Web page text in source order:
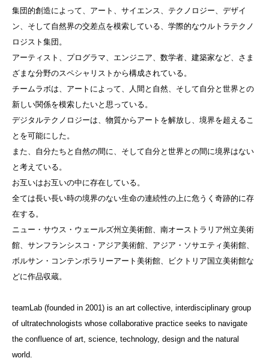
集団的創造によって、アート、サイエンス、テクノロジー、デザイ
ン、そして自然界の交差点を模索している、学際的なウルトラテクノ
ロジスト集団。
アーティスト、プログラマ、エンジニア、数学者、建築家など、さま
ざまな分野のスペシャリストから構成されている。
チームラボは、アートによって、人間と自然、そして自分と世界との
新しい関係を模索したいと思っている。
デジタルテクノロジーは、物質からアートを解放し、境界を超えるこ
とを可能にした。
また、自分たちと自然の間に、そして自分と世界との間に境界はない
と考えている。
お互いはお互いの中に存在している。
全ては長い長い時の境界のない生命の連続性の上に危うく奇跡的に存
在する。
ニュー・サウス・ウェールズ州立美術館、南オーストラリア州立美術
館、サンフランシスコ・アジア美術館、アジア・ソサエティ美術館、
ボルサン・コンテンポラリーアート美術館、ビクトリア国立美術館な
どに作品収蔵。
teamLab (founded in 2001) is an art collective, interdisciplinary group
of ultratechnologists whose collaborative practice seeks to navigate
the confluence of art, science, technology, design and the natural
world.